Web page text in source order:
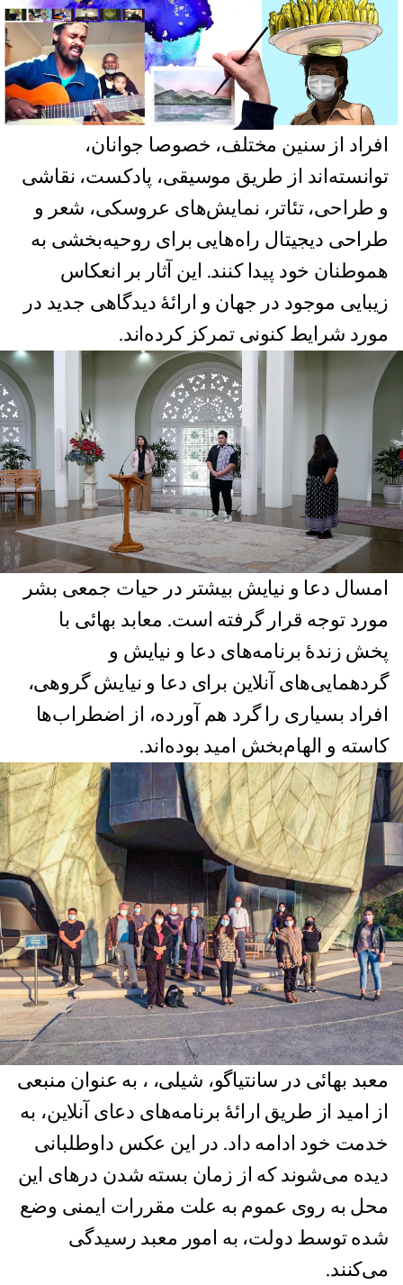
افراد از سنین مختلف، خصوصا جوانان،
توانسته‌اند از طریق موسیقی، پادکست، نقاشی
و طراحی، تئاتر، نمایش‌های عروسکی، شعر و
طراحی دیجیتال راه‌هایی برای روحیه‌بخشی به
هموطنان خود پیدا کنند. این آثار بر انعکاس
زیبایی موجود در جهان و ارائۀ دیدگاهی جدید در
مورد شرایط کنونی تمرکز کرده‌اند.
امسال دعا و نیایش بیشتر در حیات جمعی بشر
مورد توجه قرار گرفته است. معابد بهائی با
پخش زندۀ برنامه‌های دعا و نیایش و
گردهمایی‌های آنلاین برای دعا و نیایش گروهی،
افراد بسیاری را گرد هم آورده، از اضطراب‌ها
کاسته و الهام‌بخش امید بوده‌اند.
معبد بهائی در سانتیاگو، شیلی، ، به عنوان منبعی
از امید از طریق ارائۀ برنامه‌های دعای آنلاین، به
خدمت خود ادامه داد. در این عکس داوطلبانی
دیده می‌شوند که از زمان بسته شدن درهای این
محل به روی عموم به علت مقررات ایمنی وضع
شده توسط دولت، به امور معبد رسیدگی
می‌کنند.